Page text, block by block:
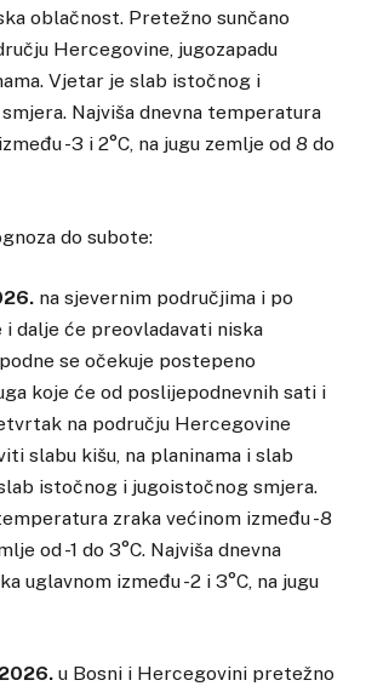
oblačnost. Pretežno sunčano
Hercegovine, jugozapadu
Vjetar je slab istočnog i
Najviša dnevna temperatura
-3 i 2°C, na jugu zemlje od 8 do
do subote:
na sjevernim područjima i po
i dalje će preovladavati niska
se očekuje postepeno
koje će od poslijepodnevnih sati i
na području Hercegovine
slabu kišu, na planinama i slab
istočnog i jugoistočnog smjera.
zraka većinom između -8
od -1 do 3°C. Najviša dnevna
uglavnom između -2 i 3°C, na jugu
u Bosni i Hercegovini pretežno